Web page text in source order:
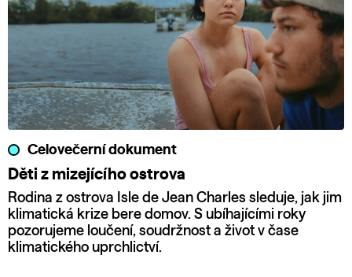
Celovečerní dokument
Děti z mizejícího ostrova
Rodina z ostrova Isle de Jean Charles sleduje, jak jim
klimatická krize bere domov. S ubíhajícími roky
pozorujeme loučení, soudržnost a život v čase
klimatického uprchlictví.